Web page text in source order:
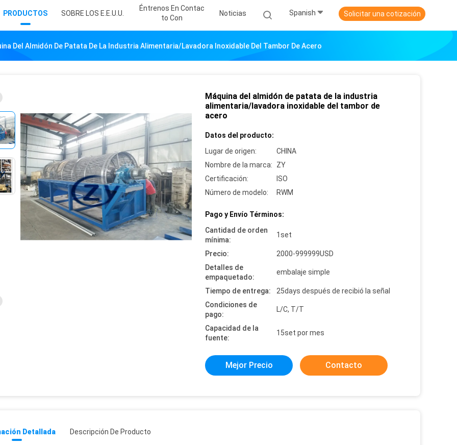
PRODUCTOS SOBRE LOS E.E.U.U.
Éntrenos En Contac
To Con
Noticias Spanish Solicitar una cotización
Del Almidón De Patata De La Industria Alimentaria/lavadora Inoxidable Del Tambor De Acero
Máquina del almidón de patata de la industria
alimentaria/lavadora inoxidable del tambor de
acero
Datos del producto:
Lugar de origen:
CHINA
Nombre de la marca:
ZY
Certificación:
ISO
Número de modelo:
RWM
Pago y Envío Términos:
Cantidad de orden
mínima:
1set
Precio:
2000-999999USD
Detalles de
empaquetado:
embalaje simple
Tiempo de entrega:
25days después de recibió la señal
Condiciones de
pago:
L/C, T/T
Capacidad de la
fuente:
15set por mes
Mejor Precio Contacto
Detallada Descripción De Producto